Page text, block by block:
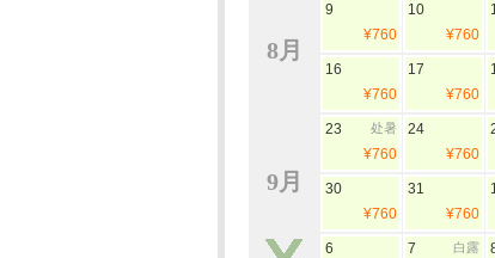
8月
9月
9
¥760
10
¥760
16
¥760
17
¥760
23 处暑
¥760
24
¥760
30
¥760
31
¥760
6
7 白露